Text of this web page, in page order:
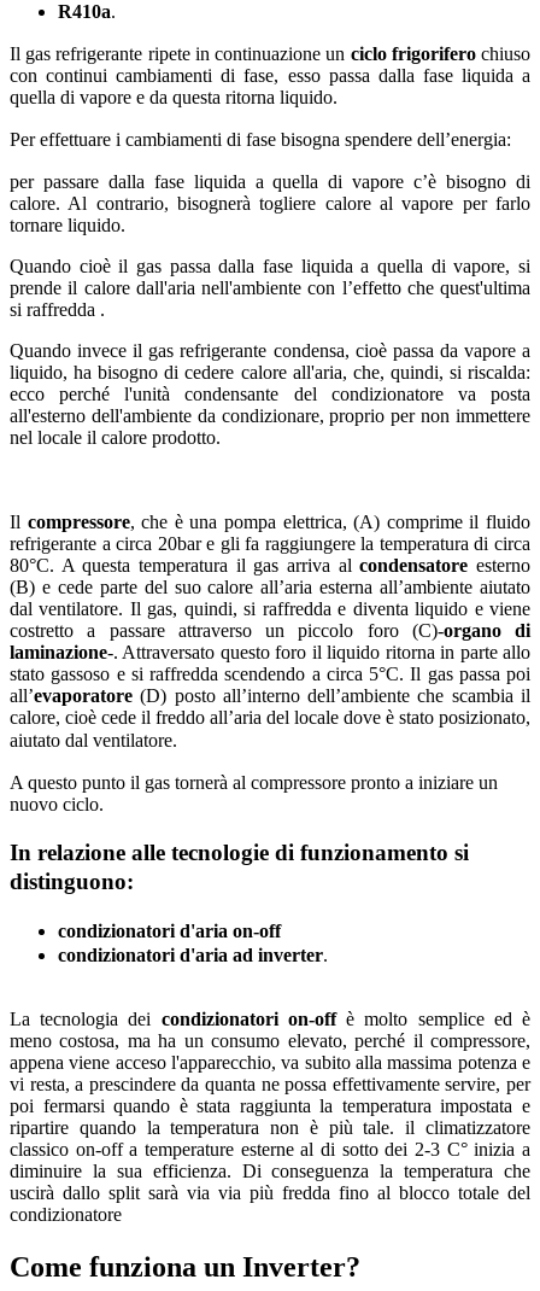
R410a.
Il gas refrigerante ripete in continuazione un ciclo frigoriferochiuso
con continui cambiamenti di fase, esso passa dalla fase liquida a
quella di vapore e da questa ritorna liquido.
Per effettuare i cambiamenti di fase bisogna spendere dell’energia:
per passare dalla fase liquida a quella di vapore c’è bisogno di
calore. Al contrario, bisognerà togliere calore al vapore per farlo
tornare liquido.
Quando cioè il gas passa dalla fase liquida a quella di vapore, si
prende il calore dall'aria nell'ambiente con l’effetto che quest'ultima
si raffredda .
Quando invece il gas refrigerante condensa, cioè passa da vapore a
liquido, ha bisogno di cedere calore all'aria, che, quindi, si riscalda:
ecco perché l'unità condensante del condizionatore va posta
all'esterno dell'ambiente da condizionare, proprio per non immettere
nel locale il calore prodotto.
Il compressore, che è una pompa elettrica, (A) comprime il fluido
refrigerante a circa 20bar e gli fa raggiungere la temperatura di circa
80°C. A questa temperatura il gas arriva alcondensatore esterno
(B) e cede parte del suo calore all’aria esterna all’ambiente aiutato
dal ventilatore. Il gas, quindi, si raffredda e diventa liquido e viene
costretto a passare attraverso un piccolo foro (C)-organo di
laminazione-. Attraversato questo foro il liquido ritorna in parte allo
stato gassoso e si raffredda scendendo a circa 5°C. Il gas passa poi
all’evaporatore (D) posto all’interno dell’ambiente che scambia il
calore, cioè cede il freddo all’aria del locale dove è stato posizionato,
aiutato dal ventilatore.
A questo punto il gas tornerà al compressore pronto a iniziare un
nuovo ciclo.
In relazione alle tecnologie di funzionamento si
distinguono:
condizionatori d'aria on-off
condizionatori d'aria ad inverter.
La tecnologia dei condizionatori on-offè molto semplice ed è
meno costosa, ma ha un consumo elevato, perché il compressore,
appena viene acceso l'apparecchio, va subito alla massima potenza e
vi resta, a prescindere da quanta ne possa effettivamente servire, per
poi fermarsi quando è stata raggiunta la temperatura impostata e
ripartire quando la temperatura non è più tale. il climatizzatore
classico on-off a temperature esterne al di sotto dei 2-3 C° inizia a
diminuire la sua efficienza. Di conseguenza la temperatura che
uscirà dallo split sarà via via più fredda fino al blocco totale del
condizionatore
Come funziona un Inverter?